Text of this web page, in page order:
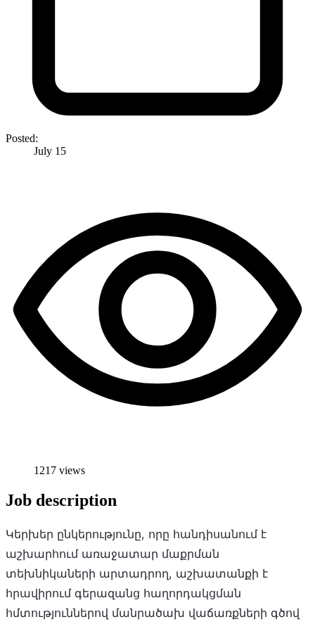
Posted:
July 15
1217 views
Job description
Կերխեր ընկերությունը, որը հանդիսանում է
աշխարհում առաջատար մաքրման
տեխնիկաների արտադրող, աշխատանքի է
հրավիրում գերազանց հաղորդակցման
հմտություններով մանրածախ վաճառքների գծով